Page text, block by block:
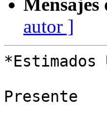
autor ]
Presente